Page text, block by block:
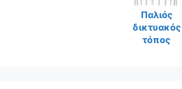
Παλιός
δικτυακός
τόπος